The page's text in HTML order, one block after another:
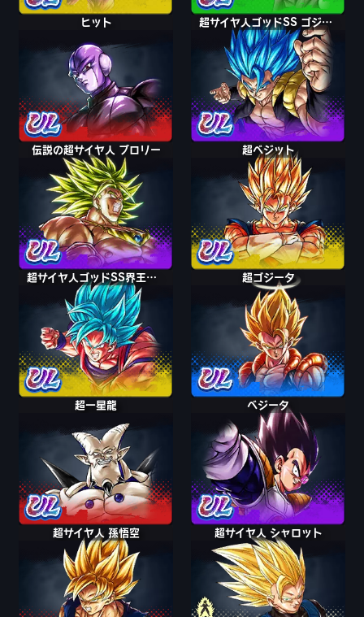
ヒット 超サイヤ人ゴッドSS ゴジータ
伝説の超サイヤ人 ブロリー 超ベジット
超サイヤ人ゴッドSS界王拳 孫悟空 超ゴジータ
超一星龍 ベジータ
超サイヤ人 孫悟空 シャロット
超サイヤ人 シャロット